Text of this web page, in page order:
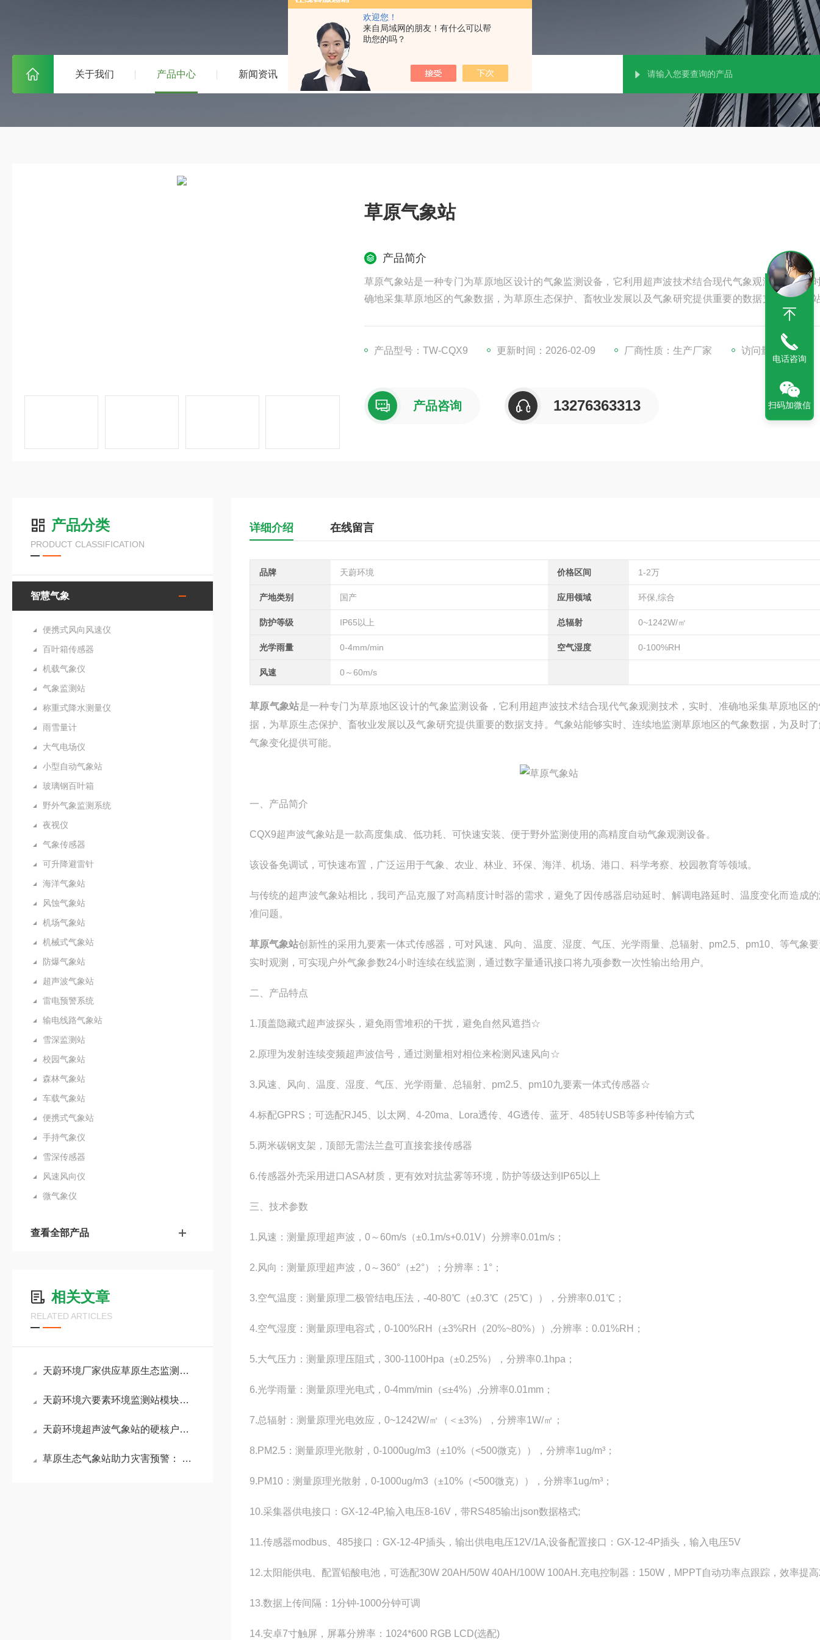
欢迎您！
来自局域网的朋友！有什么可以帮
助您的吗？
关于我们 产品中心 新闻资讯 技术文章 在线留言 联系我们
草原气象站
产品简介
草原气象站是一种专门为草原地区设计的气象监测设备，它利用超声波技术结合现代气象观测技术，实
确地采集草原地区的气象数据，为草原生态保护、畜牧业发展以及气象研究提供重要的数据支持。气象
产品型号：TW-CQX9 更新时间：2026-02-09 厂商性质：生产厂家 访问量：345
产品咨询 13276363313
产品分类
PRODUCT CLASSIFICATION
智慧气象
便携式风向风速仪
百叶箱传感器
机载气象仪
气象监测站
称重式降水测量仪
雨雪量计
大气电场仪
小型自动气象站
玻璃钢百叶箱
野外气象监测系统
夜视仪
气象传感器
可升降避雷针
海洋气象站
风蚀气象站
机场气象站
机械式气象站
防爆气象站
超声波气象站
雷电预警系统
输电线路气象站
雪深监测站
校园气象站
森林气象站
车载气象站
便携式气象站
手持气象仪
雪深传感器
风速风向仪
微气象仪
查看全部产品
相关文章
RELATED ARTICLES
天蔚环境厂家供应草原生态监测站！适配高寒草原、荒漠草原气象监测项目
天蔚环境六要素环境监测站模块化安装，解决多设备布点空间不足难题
天蔚环境超声波气象站的硬核户外生存力，抗风抗沙抗恶劣温湿度变化
草原生态气象站助力灾害预警： 结合风场与植被指数，提前预警暴风雪与干旱
详细介绍 在线留言
品牌 天蔚环境 价格区间 1-2万
产地类别 国产 应用领域 环保,综合
防护等级 IP65以上 总辐射 0~1242W/㎡
光学雨量 0-4mm/min 空气湿度 0-100%RH
风速 0～60m/s
草原气象站是一种专门为草原地区设计的气象监测设备，它利用超声波技术结合现代气象观测技术，实时、准确地采集草原地区
据，为草原生态保护、畜牧业发展以及气象研究提供重要的数据支持。气象站能够实时、连续地监测草原地区的气象数据，为及时
气象变化提供可能。
一、产品简介
CQX9超声波气象站是一款高度集成、低功耗、可快速安装、便于野外监测使用的高精度自动气象观测设备。
该设备免调试，可快速布置，广泛运用于气象、农业、林业、环保、海洋、机场、港口、科学考察、校园教育等领域。
与传统的超声波气象站相比，我司产品克服了对高精度计时器的需求，避免了因传感器启动延时、解调电路延时、温度变化而造成
准问题。
草原气象站创新性的采用九要素一体式传感器，可对风速、风向、温度、湿度、气压、光学雨量、总辐射、pm2.5、pm10、等气象
实时观测，可实现户外气象参数24小时连续在线监测，通过数字量通讯接口将九项参数一次性输出给用户。
二、产品特点
1.顶盖隐藏式超声波探头，避免雨雪堆积的干扰，避免自然风遮挡☆
2.原理为发射连续变频超声波信号，通过测量相对相位来检测风速风向☆
3.风速、风向、温度、湿度、气压、光学雨量、总辐射、pm2.5、pm10九要素一体式传感器☆
4.标配GPRS；可选配RJ45、以太网、4-20ma、Lora透传、4G透传、蓝牙、485转USB等多种传输方式
5.两米碳钢支架，顶部无需法兰盘可直接套接传感器
6.传感器外壳采用进口ASA材质，更有效对抗盐雾等环境，防护等级达到IP65以上
三、技术参数
1.风速：测量原理超声波，0～60m/s（±0.1m/s+0.01V）分辨率0.01m/s；
2.风向：测量原理超声波，0～360°（±2°）；分辨率：1°；
3.空气温度：测量原理二极管结电压法，-40-80℃（±0.3℃（25℃）），分辨率0.01℃；
4.空气湿度：测量原理电容式，0-100%RH（±3%RH（20%~80%））,分辨率：0.01%RH；
5.大气压力：测量原理压阻式，300-1100Hpa（±0.25%），分辨率0.1hpa；
6.光学雨量：测量原理光电式，0-4mm/min（≤±4%）,分辨率0.01mm；
7.总辐射：测量原理光电效应，0~1242W/㎡（＜±3%），分辨率1W/㎡；
8.PM2.5：测量原理光散射，0-1000ug/m3（±10%（<500微克）），分辨率1ug/m³；
9.PM10：测量原理光散射，0-1000ug/m3（±10%（<500微克）），分辨率1ug/m³；
10.采集器供电接口：GX-12-4P,输入电压8-16V，带RS485输出json数据格式;
11.传感器modbus、485接口：GX-12-4P插头，输出供电电压12V/1A,设备配置接口：GX-12-4P插头，输入电压5V
12.太阳能供电、配置铅酸电池，可选配30W 20AH/50W 40AH/100W 100AH.充电控制器：150W，MPPT自动功率点跟踪，效率提
13.数据上传间隔：1分钟-1000分钟可调
14.安卓7寸触屏，屏幕分辨率：1024*600 RGB LCD(选配)
电话咨询
扫码加微信